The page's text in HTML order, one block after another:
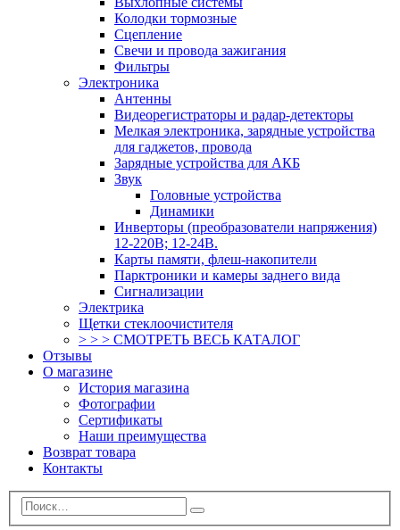
Колодки тормозные
Сцепление
Свечи и провода зажигания
Фильтры
Электроника
Антенны
Видеорегистраторы и радар-детекторы
Мелкая электроника, зарядные устройства
для гаджетов, провода
Зарядные устройства для АКБ
Звук
Головные устройства
Динамики
Инверторы (преобразователи напряжения)
12-220В; 12-24В.
Карты памяти, флеш-накопители
Парктроники и камеры заднего вида
Сигнализации
Электрика
Щетки стеклоочистителя
> > > СМОТРЕТЬ ВЕСЬ КАТАЛОГ
Отзывы
О магазине
История магазина
Фотографии
Сертификаты
Наши преимущества
Возврат товара
Контакты